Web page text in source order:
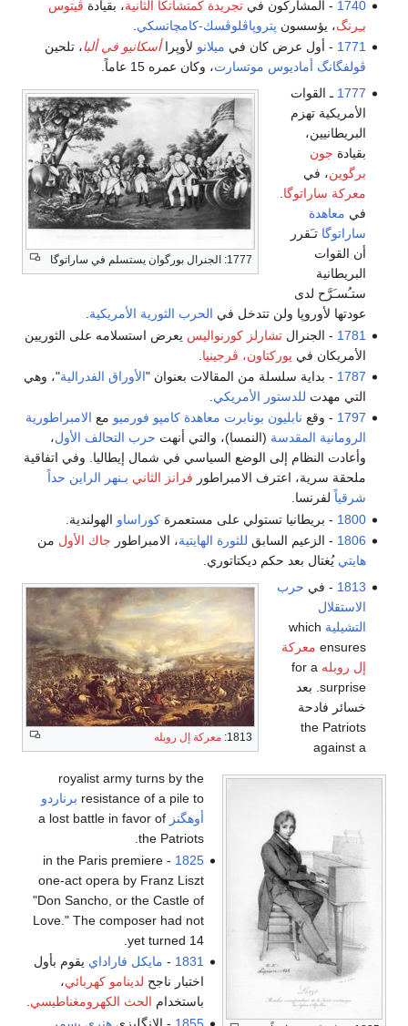
1740 - المشاركون فيتجريدة كمتشاتكا الثانية، بقيادة ڤيتوس
بـِرنگ، يؤسسون پتروپاڤلوڤسك-كامچاتسكي
1771 - أول عرض كان في ميلانو لأوپراأسكانيو في ألبا، تلحين
ڤولفگانگ أماديوس موتسارت، وكان عمره 15 عاماً.
1777: الجنرال بورگوان يستسلم في ساراتوگا
1777 ـ القوات
الأمريكية تهزم
البريطانيين،
بقيادة جون
برگوين، في
معركة ساراتوگا
في معاهدة
ساراتوگا تـَقرر
أن القوات
البريطانية
ستـُسـَرَّح لدى
عودتها لأوروپا ولن تتدخل في الحرب الثورية الأمريكية
1781 - الجنرالتشارلز كورنواليس يعرض استسلامه على الثوريين
الأمريكان في يوركتاون، ڤرجينيا
1787 - بداية سلسلة من المقالات بعنوان "الأوراق الفدرالية"، وهي
التي مهدت للدستور الأمريكي
1797 - وقع نابليون بونابرت معاهدة كامپو فورميو مع الامبراطورية
الرومانية المقدسة (النمسا)، والتي أنهت حرب التحالف الأول،
وأعادت النظام إلى الوضع السياسي في شمال إيطاليا. وفي اتفاقية
ملحقة سرية، اعترف الامبراطور فرانز الثاني بـنهر الراين حداً
شرقياً لفرنسا.
1800 - بريطانيا تستولي على مستعمرةكوراساو الهولندية.
1806 - الزعيم السابق للثورة الهايتية، الامبراطور جاك الأول من
هايتي يُغتال بعد حكم ديكتاتوري.
1813: معركة إل روبله
1813 - في حرب
الاستقلال
التشيلية which
ensures معركة
إل روبله for a
surprise. بعد
خسائر فادحة
the Patriots
against a
royalist army turns by the
resistance of a pile to برناردو
أوهگنز a lost battle in favor of
the Patriots.
1825
- in the Paris premiere
one-act opera by Franz Liszt
"Don Sancho, or the Castle of
Love." The composer had not
yet turned 14.
1831
- مايكل فاراداي يقوم بأول
اختبار ناجح لدينامو كهربائي،
باستخدام الحث الكهرومغناطيسي
1855 - الإنگليزي هنري بسمر